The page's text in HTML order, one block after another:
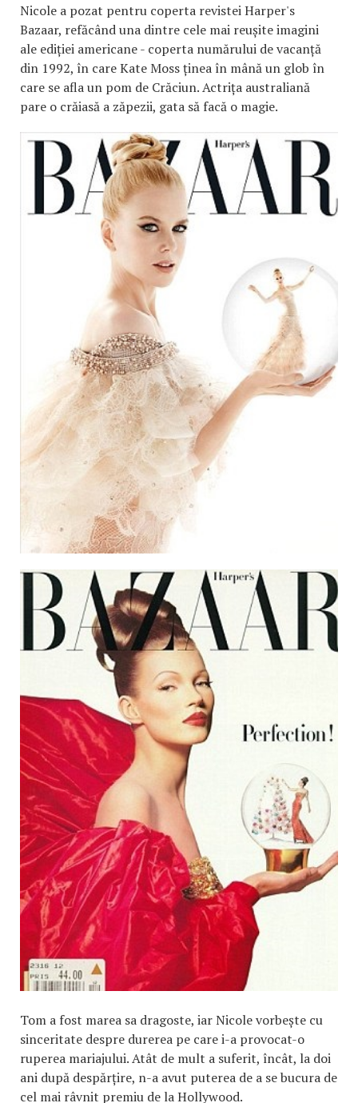
Nicole a pozat pentru coperta revistei Harper's
Bazaar, refăcând una dintre cele mai reușite imagini
ale ediției americane - coperta numărului de vacanță
din 1992, în care Kate Moss ținea în mână un glob în
care se afla un pom de Crăciun. Actrița australiană
pare o crăiasă a zăpezii, gata să facă o magie.
Tom a fost marea sa dragoste, iar Nicole vorbește cu
sinceritate despre durerea pe care i-a provocat-o
ruperea mariajului. Atât de mult a suferit, încât, la doi
ani după despărțire, n-a avut puterea de a se bucura de
cel mai râvnit premiu de la Hollywood.